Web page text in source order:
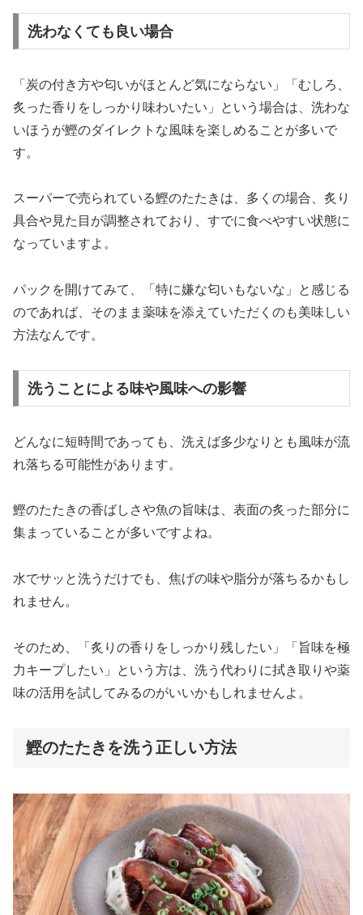
洗わなくても良い場合
「炭の付き方や匂いがほとんど気にならない」「むしろ、
炙った香りをしっかり味わいたい」という場合は、洗わな
いほうが鰹のダイレクトな風味を楽しめることが多いで
す。
スーパーで売られている鰹のたたきは、多くの場合、炙り
具合や見た目が調整されており、すでに食べやすい状態に
なっていますよ。
パックを開けてみて、「特に嫌な匂いもないな」と感じる
のであれば、そのまま薬味を添えていただくのも美味しい
方法なんです。
洗うことによる味や風味への影響
どんなに短時間であっても、洗えば多少なりとも風味が流
れ落ちる可能性があります。
鰹のたたきの香ばしさや魚の旨味は、表面の炙った部分に
集まっていることが多いですよね。
水でサッと洗うだけでも、焦げの味や脂分が落ちるかもし
れません。
そのため、「炙りの香りをしっかり残したい」「旨味を極
力キープしたい」という方は、洗う代わりに拭き取りや薬
味の活用を試してみるのがいいかもしれませんよ。
鰹のたたきを洗う正しい方法